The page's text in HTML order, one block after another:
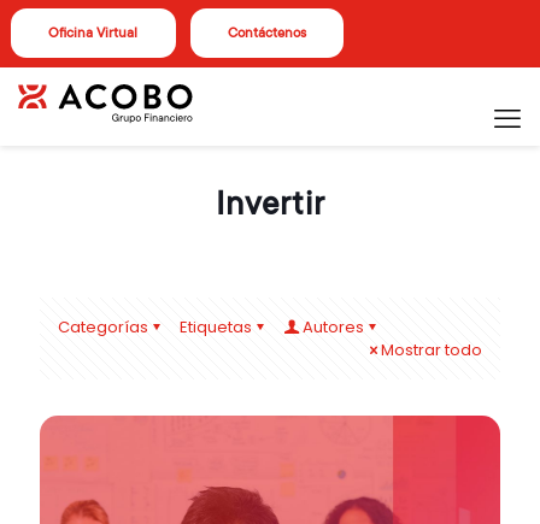
Oficina Virtual Contáctenos
Invertir
Categorías Etiquetas
Autores
Mostrar todo